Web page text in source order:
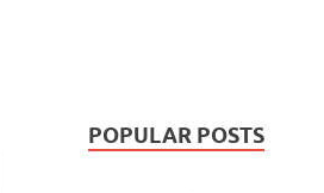
POPULAR POSTS